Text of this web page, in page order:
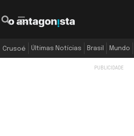
Crusoé Últimas Notícias Brasil Mundo